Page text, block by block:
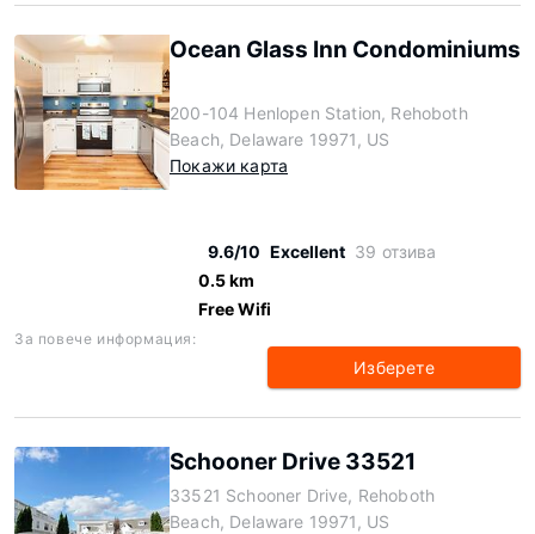
Ocean Glass Inn Condominiums
200-104 Henlopen Station, Rehoboth
Beach, Delaware 19971, US
Покажи карта
9.6/10 Excellent 39 отзива
0.5 km
Free Wifi
За повече информация:
Изберете
Schooner Drive 33521
33521 Schooner Drive, Rehoboth
Beach, Delaware 19971, US